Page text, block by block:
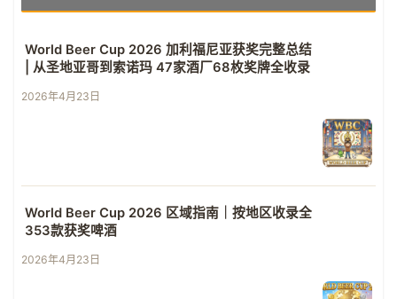
World Beer Cup 2026 加利福尼亚获奖完整总结
| 从圣地亚哥到索诺玛 47家酒厂68枚奖牌全收录
2026年4月23日
World Beer Cup 2026 区域指南｜按地区收录全
353款获奖啤酒
2026年4月23日